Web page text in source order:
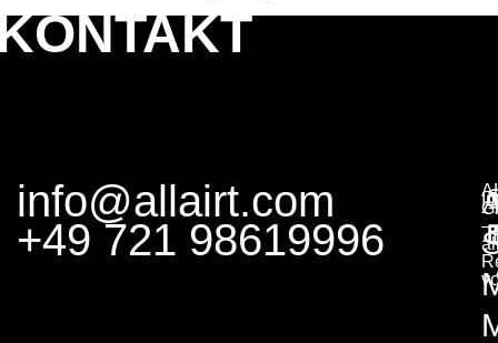
info@allairt.com
+49 721 98619996
–